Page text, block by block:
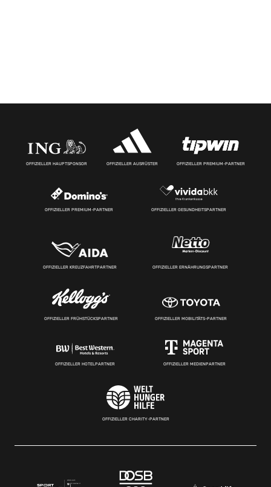
OFFIZIELLER HAUPTSPONSOR OFFIZIELLER AUSRÜSTER OFFIZIELLER PREMIUM-PARTNER
OFFIZIELLER PREMIUM-PARTNER OFFIZIELLER GESUNDHEITSPARTNER
OFFIZIELLER KREUZFAHRTPARTNER OFFIZIELLER ERNÄHRUNGSPARTNER
OFFIZIELLER FRÜHSTÜCKSPARTNER OFFIZIELLER MOBILITÄTS-PARTNER
OFFIZIELLER HOTELPARTNER OFFIZIELLER MEDIENPARTNER
OFFIZIELLER CHARITY-PARTNER